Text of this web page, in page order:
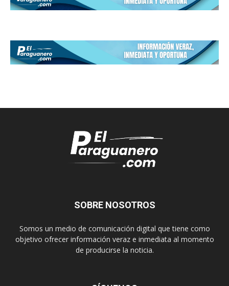
SOBRE NOSOTROS
Somos un medio de comunicación digital que tiene como
objetivo ofrecer información veraz e inmediata al momento
de producirse la noticia.